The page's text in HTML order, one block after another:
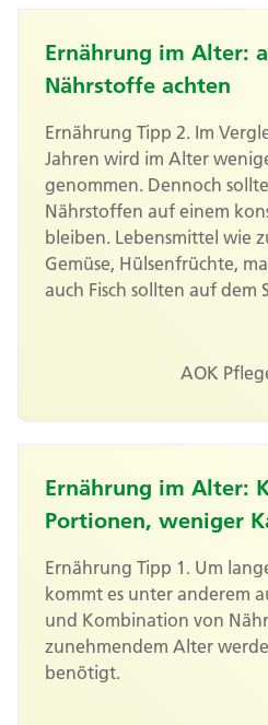
Ernährung im Alter:
Nährstoffe achten
Ernährung Tipp 2. Im
Jahren wird im Alter
genommen. Dennoch
Nährstoffen auf einem
bleiben. Lebensmittel wie
Gemüse, Hülsenfrüchte,
auch Fisch sollten auf dem
AOK
Ernährung im Alter:
Portionen, weniger
Ernährung Tipp 1. Um
kommt es unter anderem
und Kombination von
zunehmendem Alter
benötigt.